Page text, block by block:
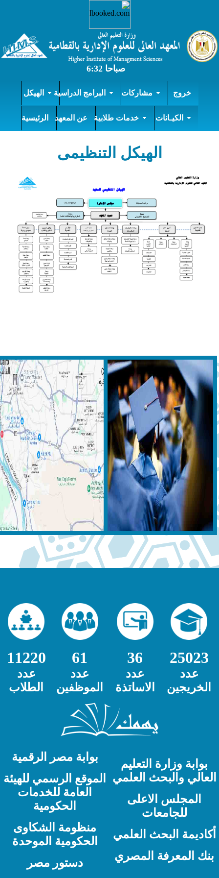
خروج مشاركات البرامج الدراسية الهيكل
الكيـانات خدمات طلابية عن المعهد الرئيسية
الهيكل التنظيمى
25023
36
61
11220
عدد
الخريجين
عدد
الاساتذة
عدد
الموظفين
عدد
الطلاب
بوابة وزارة التعليم
والبحث العلمي
المجلس الاعلى
للجامعات
البحث العلمي
المعرفة المصري
بوابة مصر الرقمية
الموقع الرسمي للهيئة
العامة للخدمات
الحكومية
منظومة الشكاوى
الحكومية الموحدة
دستور مصر